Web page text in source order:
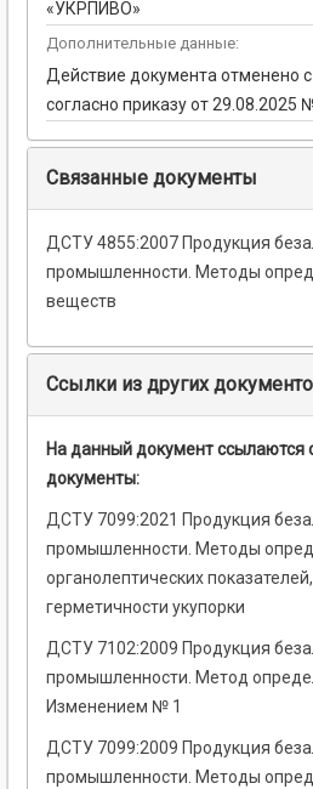
«УКРПИВО»
Дополнительные данные:
Действие документа отменено
согласно приказу от 29.08.2025
Связанные документы
ДСТУ 4855:2007 Продукция
промышленности. Методы
веществ
Ссылки из других
На данный документ
документы:
ДСТУ 7099:2021 Продукция
промышленности. Методы
органолептических
герметичности укупорки
ДСТУ 7102:2009 Продукция
промышленности. Метод
Изменением № 1
ДСТУ 7099:2009 Продукция
промышленности. Методы